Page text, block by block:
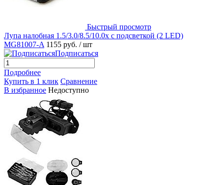
Быстрый просмотр
Лупа налобная 1.5/3.0/8.5/10.0x с подсветкой (2 LED)
MG81007-A 1155 руб. / шт
Подписаться
Подробнее
Купить в 1 клик Сравнение
В избранное Недоступно